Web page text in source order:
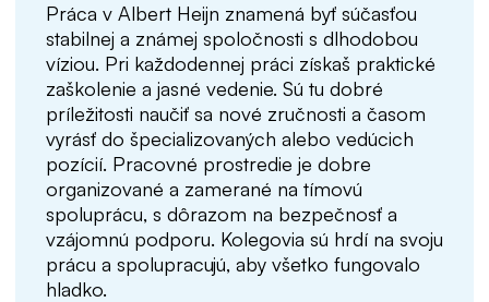
Práca v Albert Heijn znamená byť súčasťou
stabilnej a známej spoločnosti s dlhodobou
víziou. Pri každodennej práci získaš praktické
zaškolenie a jasné vedenie. Sú tu dobré
príležitosti naučiť sa nové zručnosti a časom
vyrásť do špecializovaných alebo vedúcich
pozícií. Pracovné prostredie je dobre
organizované a zamerané na tímovú
spoluprácu, s dôrazom na bezpečnosť a
vzájomnú podporu. Kolegovia sú hrdí na svoju
prácu a spolupracujú, aby všetko fungovalo
hladko.